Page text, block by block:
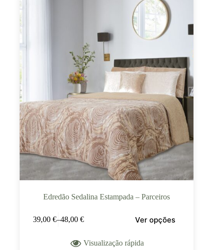
Edredão Sedalina Estampada – Parceiros
39,00 €–48,00 € Ver opções
Visualização rápida